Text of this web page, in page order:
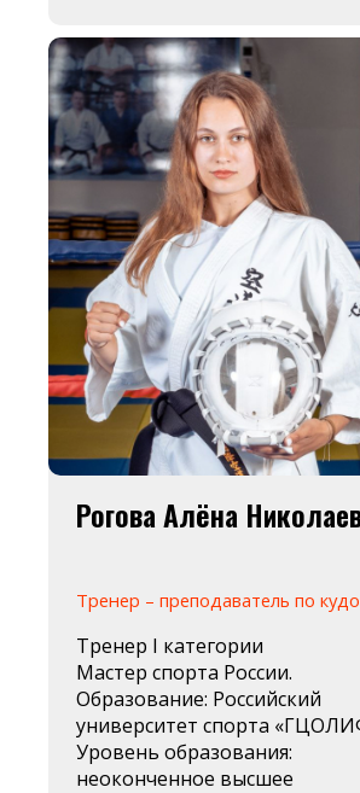
Рогова Алёна
Тренер – преподаватель по кудо
Тренер I категории
Мастер спорта России.
Образование: Российский
университет спорта
Уровень образования:
неоконченное высшее